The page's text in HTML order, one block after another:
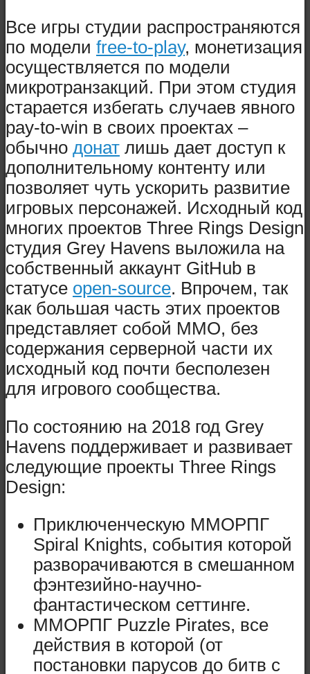
Все игры студии распространяются
по модели free-to-play, монетизация
осуществляется по модели
микротранзакций. При этом студия
старается избегать случаев явного
pay-to-win в своих проектах –
обычно донат лишь дает доступ к
дополнительному контенту или
позволяет чуть ускорить развитие
игровых персонажей. Исходный код
многих проектов Three Rings Design
студия Grey Havens выложила на
собственный аккаунт GitHub в
статусе open-source. Впрочем, так
как большая часть этих проектов
представляет собой ММО, без
содержания серверной части их
исходный код почти бесполезен
для игрового сообщества.
По состоянию на 2018 год Grey
Havens поддерживает и развивает
следующие проекты Three Rings
Design:
Приключенческую ММОРПГ
Spiral Knights, события которой
разворачиваются в смешанном
фэнтезийно-научно-
фантастическом сеттинге.
ММОРПГ Puzzle Pirates, все
действия в которой (от
постановки парусов до битв с